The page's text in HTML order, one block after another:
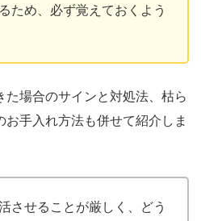
ため、必ず覚えておくよう
場合のサインと対処法、枯ら
手入れ方法も併せて紹介しま
させることが厳しく、どう